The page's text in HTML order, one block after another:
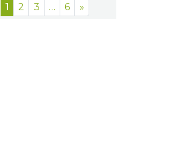
1 2 3 … 6 »